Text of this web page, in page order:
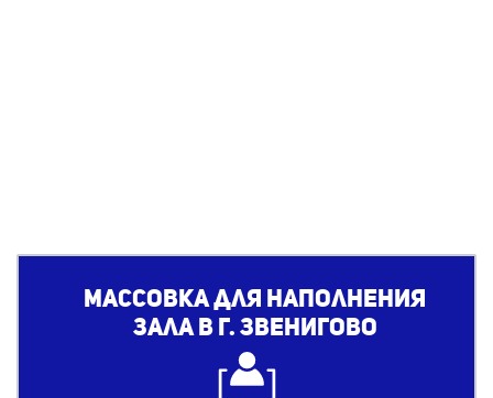
Массовка для наполнения
зала в г. Звенигово